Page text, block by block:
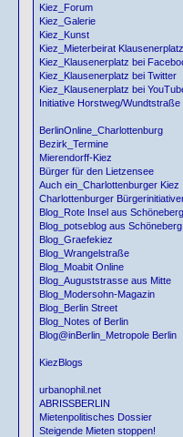
Kiez_Forum
Kiez_Galerie
Kiez_Kunst
Kiez_Mieterbeirat Klausenerplatz
Kiez_Klausenerplatz bei
Kiez_Klausenerplatz bei Twitter
Kiez_Klausenerplatz bei
Initiative Horstweg/Wundtstraße
BerlinOnline_Charlottenburg
Bezirk_Termine
Mierendorff-Kiez
Bürger für den Lietzensee
Auch ein_Charlottenburger Kiez
Charlottenburger
Blog_Rote Insel aus Schöneberg
Blog_potseblog aus Schöneberg
Blog_Graefekiez
Blog_Wrangelstraße
Blog_Moabit Online
Blog_Auguststrasse aus Mitte
Blog_Modersohn-Magazin
Blog_Berlin Street
Blog_Notes of Berlin
Blog@inBerlin_Metropole Berlin
KiezBlogs
urbanophil.net
ABRISSBERLIN
Mietenpolitisches Dossier
Steigende Mieten stoppen!